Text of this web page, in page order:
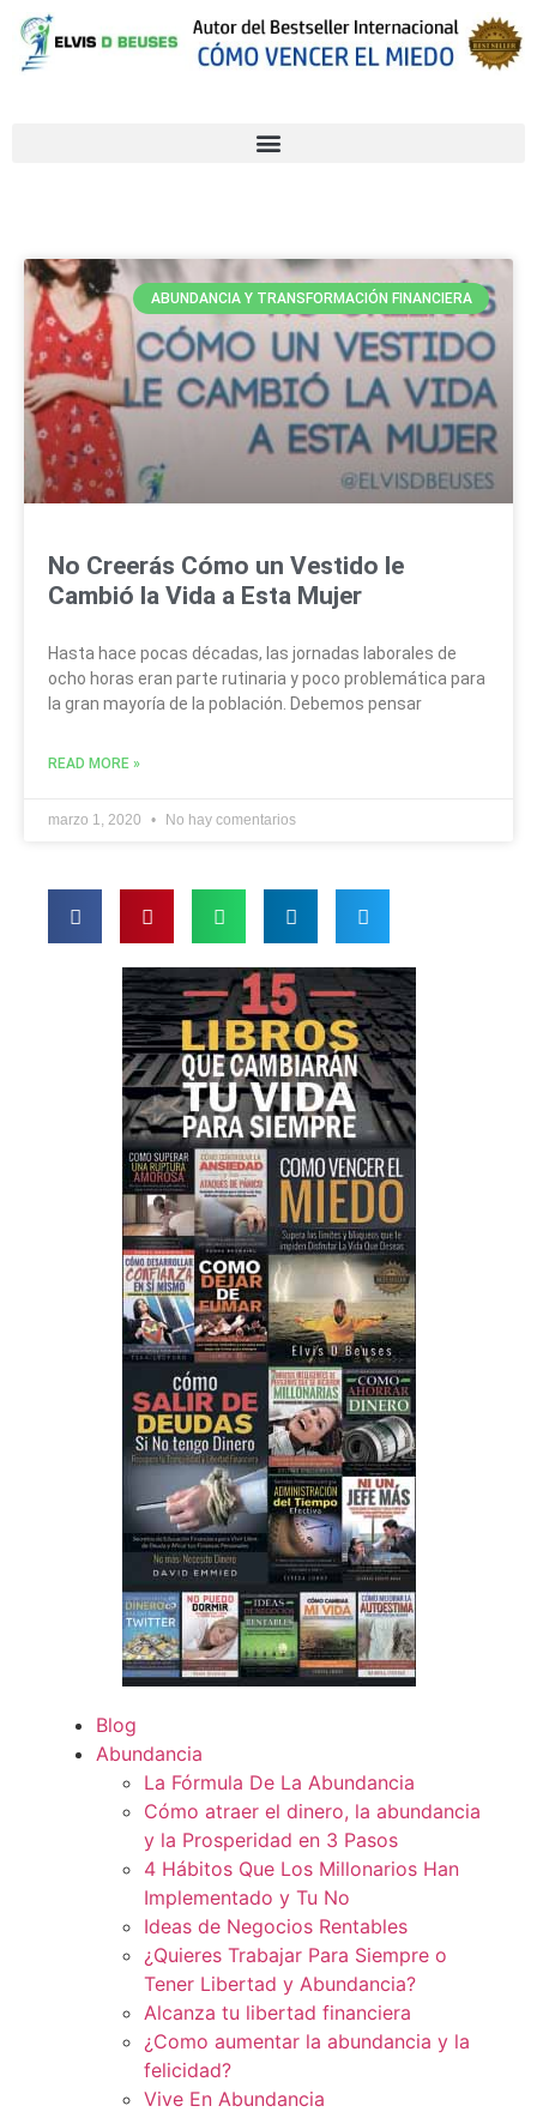
ABUNDANCIA Y TRANSFORMACIÓN FINANCIERA
No Creerás Cómo un Vestido le
Cambió la Vida a Esta Mujer
Hasta hace pocas décadas, las jornadas laborales de
ocho horas eran parte rutinaria y poco problemática para
la gran mayoría de la población. Debemos pensar
READ MORE »
marzo 1, 2020 No hay comentarios
Blog
Abundancia
La Fórmula De La Abundancia
Cómo atraer el dinero, la abundancia
y la Prosperidad en 3 Pasos
4 Hábitos Que Los Millonarios Han
Implementado y Tu No
Ideas de Negocios Rentables
¿Quieres Trabajar Para Siempre o
Tener Libertad y Abundancia?
Alcanza tu libertad financiera
¿Como aumentar la abundancia y la
felicidad?
Vive En Abundancia